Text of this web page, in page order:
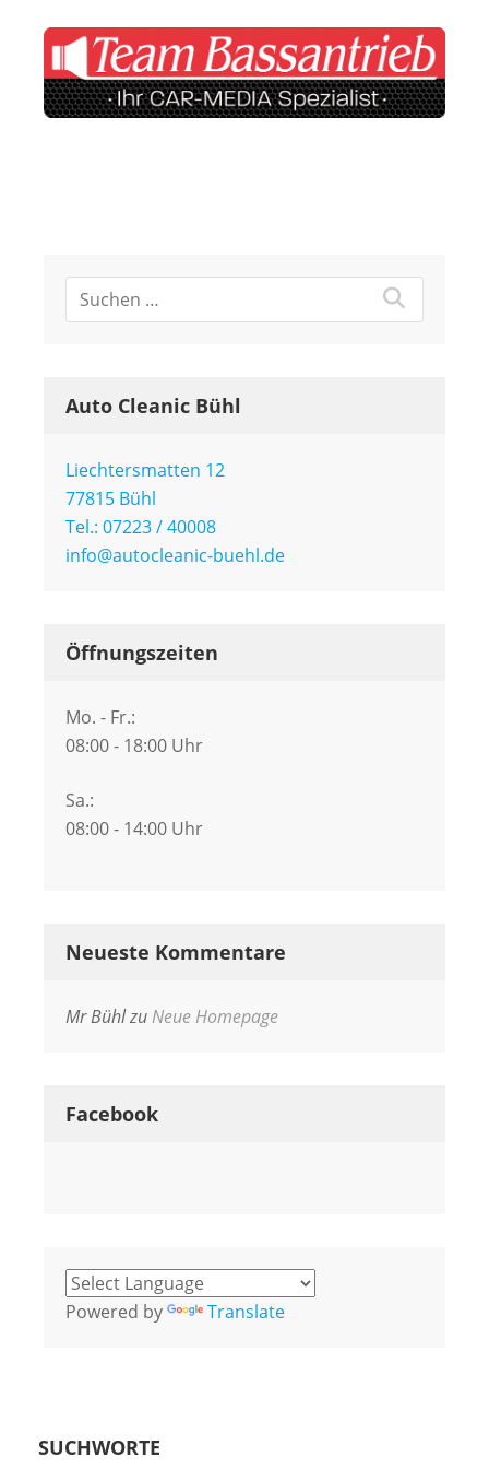
Auto Cleanic Bühl
Liechtersmatten 12
77815 Bühl
Tel.: 07223 / 40008
info@autocleanic-buehl.de
Öffnungszeiten
Mo. - Fr.:
08:00 - 18:00 Uhr
Sa.:
08:00 - 14:00 Uhr
Neueste Kommentare
Mr BühlzuNeue Homepage
Facebook
Powered by Translate
SUCHWORTE